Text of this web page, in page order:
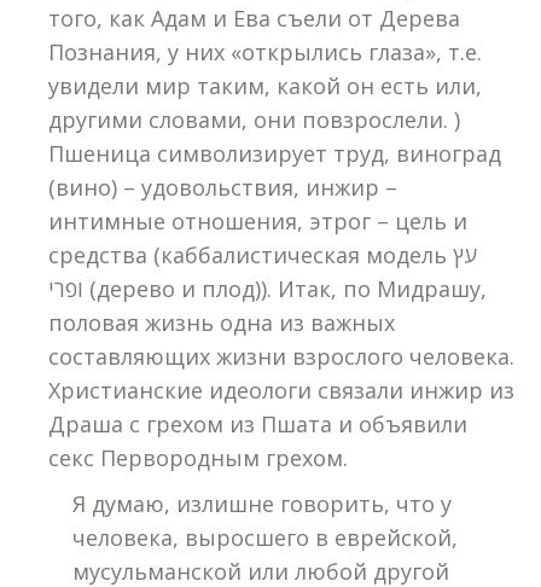
того, как Адам и Ева съели от Дерева
Познания, у них «открылись глаза», т.е.
увидели мир таким, какой он есть или,
другими словами, они повзрослели. )
Пшеница символизирует труд, виноград
(вино) – удовольствия, инжир –
интимные отношения, этрог – цель и
средства (каббалистическая модель עץ
ופרי (дерево и плод)). Итак, по Мидрашу,
половая жизнь одна из важных
составляющих жизни взрослого человека.
Христианские идеологи связали инжир из
Драша с грехом из Пшата и объявили
секс Первородным грехом.
Я думаю, излишне говорить, что у
человека, выросшего в еврейской,
мусульманской или любой другой